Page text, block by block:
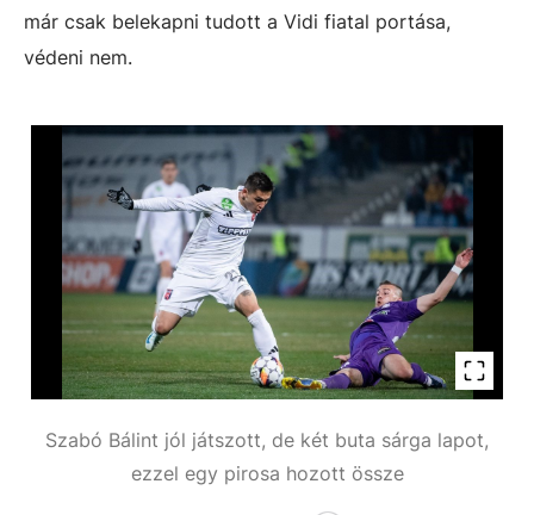
már csak belekapni tudott a Vidi fiatal portása,
védeni nem.
Szabó Bálint jól játszott, de két buta sárga lapot,
ezzel egy pirosa hozott össze